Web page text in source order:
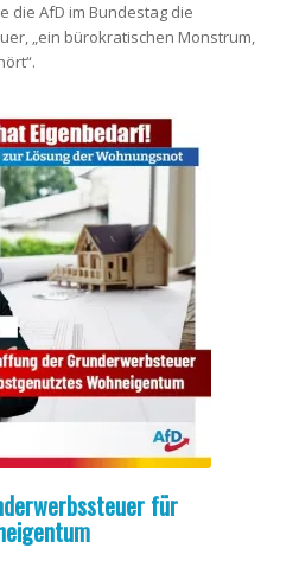
die AfD im Bundestag die
„ein bürokratischen Monstrum,
für